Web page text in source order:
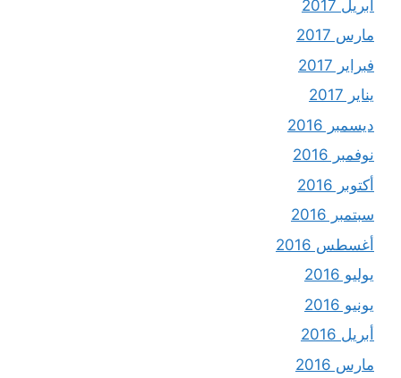
أبريل 2017
مارس 2017
فبراير 2017
يناير 2017
ديسمبر 2016
نوفمبر 2016
أكتوبر 2016
سبتمبر 2016
أغسطس 2016
يوليو 2016
يونيو 2016
أبريل 2016
مارس 2016